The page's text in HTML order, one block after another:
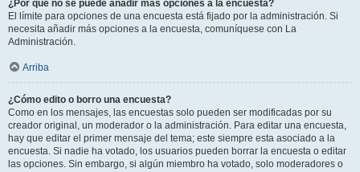
¿Por qué no se puede añadir más opciones a la encuesta?
El límite para opciones de una encuesta está fijado por la administración. Si
necesita añadir más opciones a la encuesta, comuníquese con La
Administración.
Arriba
¿Cómo edito o borro una encuesta?
Como en los mensajes, las encuestas solo pueden ser modificadas por su
creador original, un moderador o la administración. Para editar una encuesta,
hay que editar el primer mensaje del tema; este siempre esta asociado a la
encuesta. Si nadie ha votado, los usuarios pueden borrar la encuesta o editar
las opciones. Sin embargo, si algún miembro ha votado, solo moderadores o